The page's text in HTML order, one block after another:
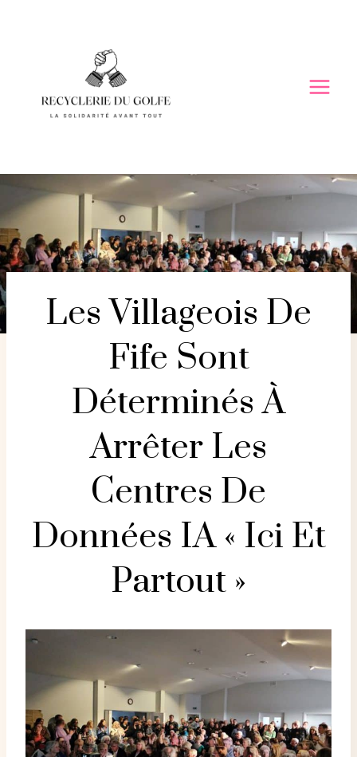
Les Villageois De
Fife Sont
Déterminés À
Arrêter Les
Centres De
Données IA « Ici Et
Partout »